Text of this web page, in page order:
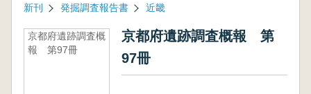
新刊 発掘調査報告書 近畿
京都府遺跡調査概
報 第97冊
京都府遺跡調査概報 第
97冊